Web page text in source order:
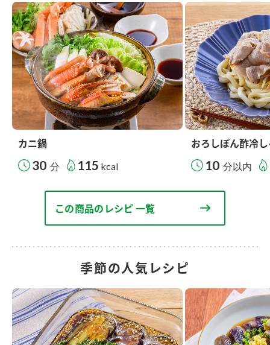
カニ鍋
30 分 115 kcal
おろしぽん酢冷
10 分以内
この商品のレシピ 一覧
季節の人気レシピ